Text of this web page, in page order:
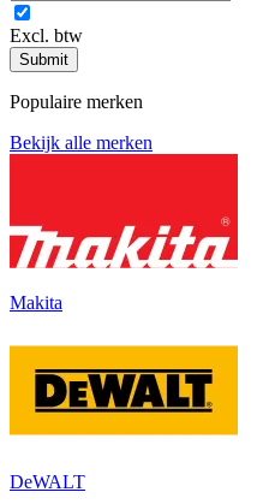
Excl. btw
Submit
Populaire merken
Bekijk alle merken
Makita
DeWALT